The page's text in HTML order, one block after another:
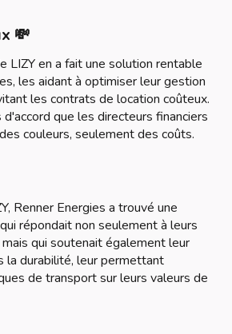
💸
LIZY en a fait une solution rentable
les aidant à optimiser leur gestion
les contrats de location coûteux.
que les directeurs financiers
couleurs, seulement des coûts.
Renner Energies a trouvé une
répondait non seulement à leurs
qui soutenait également leur
la durabilité, leur permettant
de transport sur leurs valeurs de